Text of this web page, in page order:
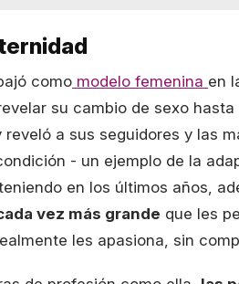
como modelo femenina en
su cambio de sexo hasta
a sus seguidores y las
- un ejemplo de la
en los últimos años,
vez más grande que les
les apasiona, sin